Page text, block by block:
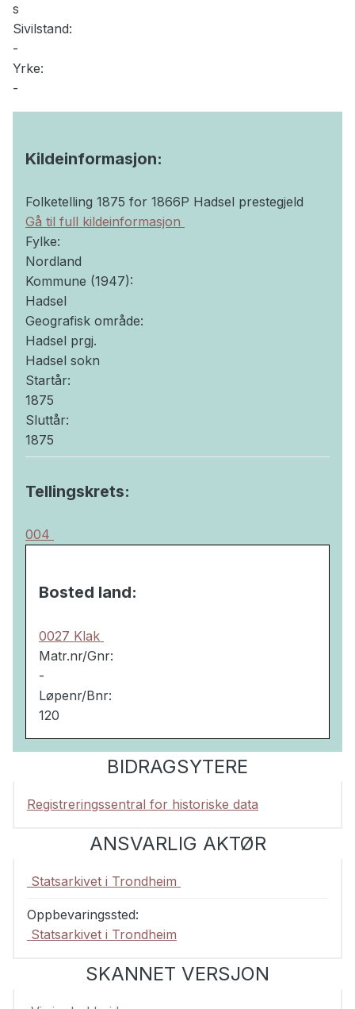
s
Sivilstand:
-
Yrke:
-
Kildeinformasjon:
Folketelling 1875 for 1866P Hadsel prestegjeld
Gå til full kildeinformasjon
Fylke:
Nordland
Kommune (1947):
Hadsel
Geografisk område:
Hadsel prgj.
Hadsel sokn
Startår:
1875
Sluttår:
1875
Tellingskrets:
004
Bosted land:
0027 Klak
Matr.nr/Gnr:
-
Løpenr/Bnr:
120
BIDRAGSYTERE
Registreringssentral for historiske data
ANSVARLIG AKTØR
Statsarkivet i Trondheim
Oppbevaringssted:
Statsarkivet i Trondheim
SKANNET VERSJON